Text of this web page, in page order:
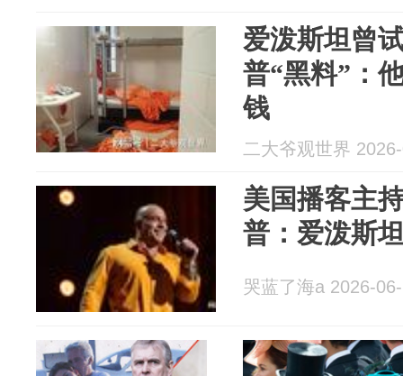
爱泼斯坦曾
普“黑料”：
钱
二大爷观世界
美国播客主
普：爱泼斯
哭蓝了海a 2026-